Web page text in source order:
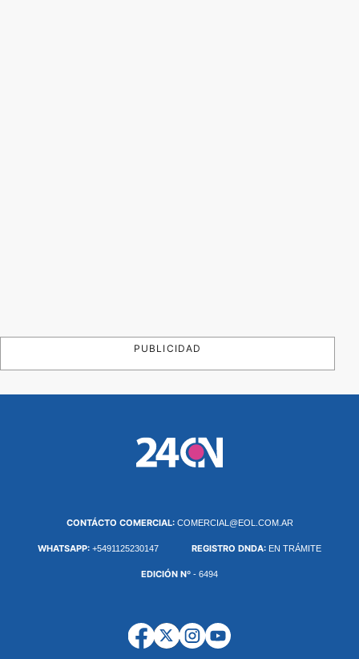
PUBLICIDAD
CONTÁCTO COMERCIAL: COMERCIAL@EOL.COM.AR
WHATSAPP: +5491125230147 REGISTRO DNDA: EN TRÁMITE
EDICIÓN Nº - 6494